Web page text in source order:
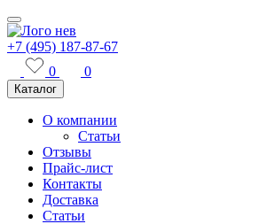
+7 (495) 187-87-67
0
0
Каталог
О компании
Статьи
Отзывы
Прайс-лист
Контакты
Доставка
Статьи